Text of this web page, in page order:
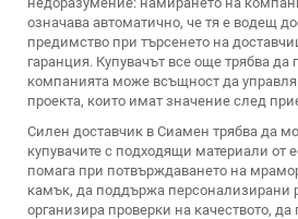
означава автоматично, че тя е водещ
предимство при търсенето на
гаранция. Купувачът все още трябва да
компанията може всъщност да
проекта, които имат значение след
Силен доставчик в Сиамен трябва да
купувачите с подходящи материали от
помага при потвърждаването на
камък, да поддържа персонализирани
организира проверки на качеството, да